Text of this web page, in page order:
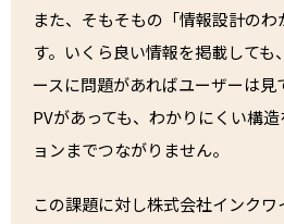
また、そもそもの「情報設計の
す。いくら良い情報を掲載しても
ースに問題があればユーザーは見
PVがあっても、わかりにくい構
ョンまでつながりません。
この課題に対し株式会社インクワ